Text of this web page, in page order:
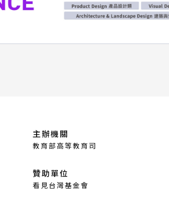
主辦機關
教育部高等教育司
贊助單位
看見台灣基金會